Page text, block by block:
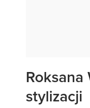
stylizacji